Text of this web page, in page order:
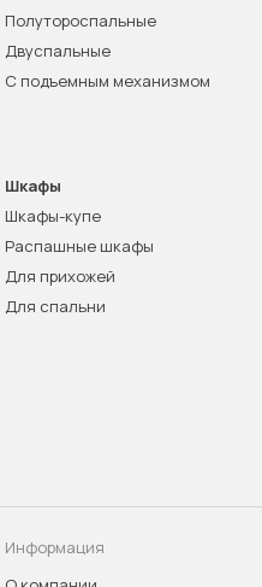
Полутороспальные
Двуспальные
С подъемным механизмом
Шкафы
Шкафы-купе
Распашные шкафы
Для прихожей
Для спальни
Информация